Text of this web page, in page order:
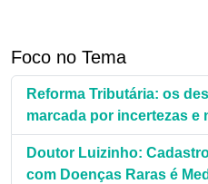
Foco no Tema
Reforma Tributária: os
marcada por incertezas
Doutor Luizinho:
com Doenças Raras é